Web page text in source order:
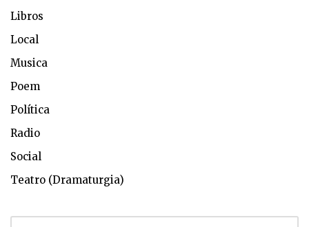
Libros
Local
Musica
Poem
Política
Radio
Social
Teatro (Dramaturgia)